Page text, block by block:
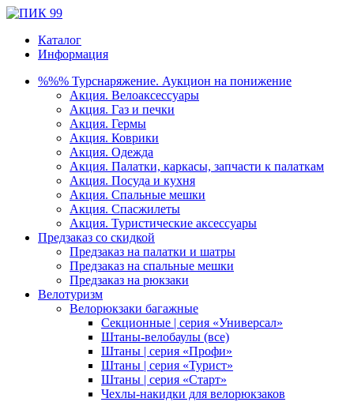
Каталог
Информация
%%% Турснаряжение. Аукцион на понижение
Акция. Велоаксессуары
Акция. Газ и печки
Акция. Гермы
Акция. Коврики
Акция. Одежда
Акция. Палатки, каркасы, запчасти к палаткам
Акция. Посуда и кухня
Акция. Спальные мешки
Акция. Спасжилеты
Акция. Туристические аксессуары
Предзаказ со скидкой
Предзаказ на палатки и шатры
Предзаказ на спальные мешки
Предзаказ на рюкзаки
Велотуризм
Велорюкзаки багажные
Секционные | серия «Универсал»
Штаны-велобаулы (все)
Штаны | серия «Профи»
Штаны | серия «Турист»
Штаны | серия «Старт»
Чехлы-накидки для велорюкзаков